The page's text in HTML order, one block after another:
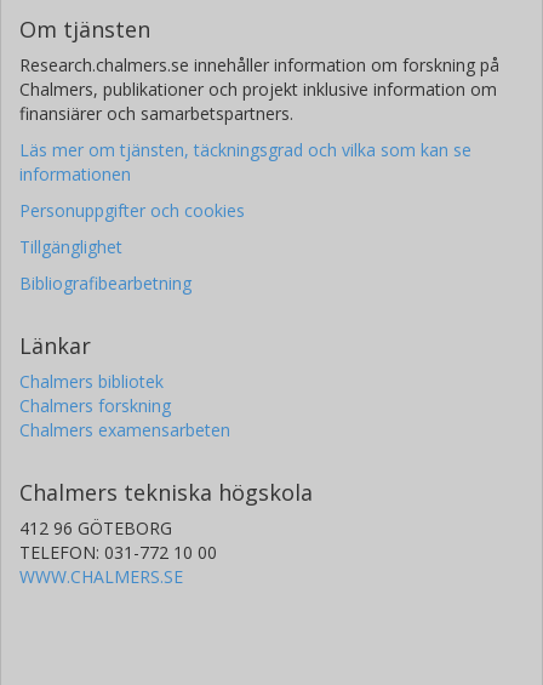
Om tjänsten
Research.chalmers.se innehåller information om forskning på
Chalmers, publikationer och projekt inklusive information om
finansiärer och samarbetspartners.
Läs mer om tjänsten, täckningsgrad och vilka som kan se
informationen
Personuppgifter och cookies
Tillgänglighet
Bibliografibearbetning
Länkar
Chalmers bibliotek
Chalmers forskning
Chalmers examensarbeten
Chalmers tekniska högskola
412 96 GÖTEBORG
TELEFON: 031-772 10 00
WWW.CHALMERS.SE